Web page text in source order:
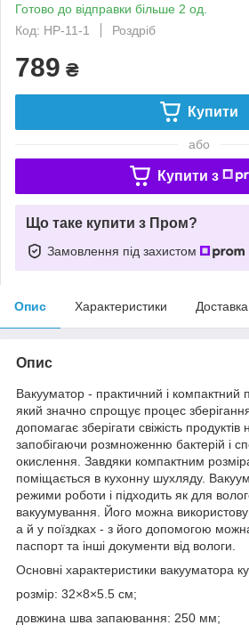
Готово до відправки більше 2 од.
Код: HP-11-1
Роздріб
789 ₴
Купити
або
Купити з
Що таке купити з Пром?
Замовлення під захистом
Опис Характеристики Доставка
Опис
Вакууматор - практичний і компактний
який значно спрощує процес
допомагає зберігати свіжість
запобігаючи розмноженню бактерій і
окислення. Завдяки компактним
поміщається в кухонну шухляду.
режими роботи і підходить як для
вакуумування. Його можна
а й у поїздках - з його допомогою
паспорт та інші документи від вологи.
Основні характеристики вакууматора
розмір: 32×8×5.5 см;
довжина шва запаювання: 250 мм;